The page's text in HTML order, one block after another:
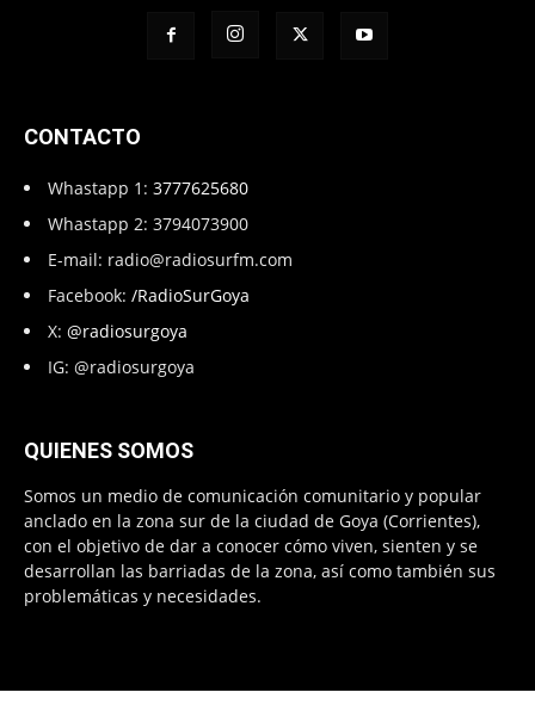
CONTACTO
Whastapp 1: 3777625680
Whastapp 2: 3794073900
E-mail: radio@radiosurfm.com
Facebook: /RadioSurGoya
X: @radiosurgoya
IG: @radiosurgoya
QUIENES SOMOS
Somos un medio de comunicación comunitario y popular
anclado en la zona sur de la ciudad de Goya (Corrientes),
con el objetivo de dar a conocer cómo viven, sienten y se
desarrollan las barriadas de la zona, así como también sus
problemáticas y necesidades.